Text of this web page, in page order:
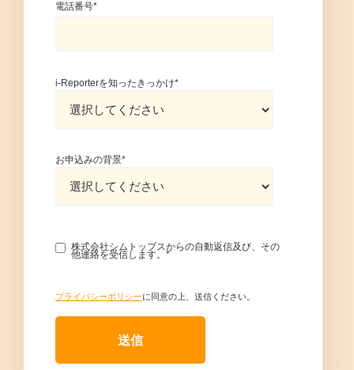
電話番号*
i-Reporterを知ったきっかけ*
お申込みの背景*
株式会社シムトップスからの自動返信及び、その
他連絡を受信します。 *
プライバシーポリシーに同意の上、送信ください。